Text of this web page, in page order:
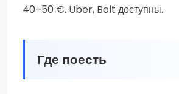
40–50 €. Uber, Bolt доступны.
Где поесть